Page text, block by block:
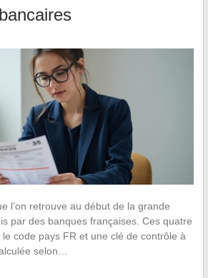
l’on retrouve au début de la grande
par des banques françaises. Ces quatre
code pays FR et une clé de contrôle à
selon…